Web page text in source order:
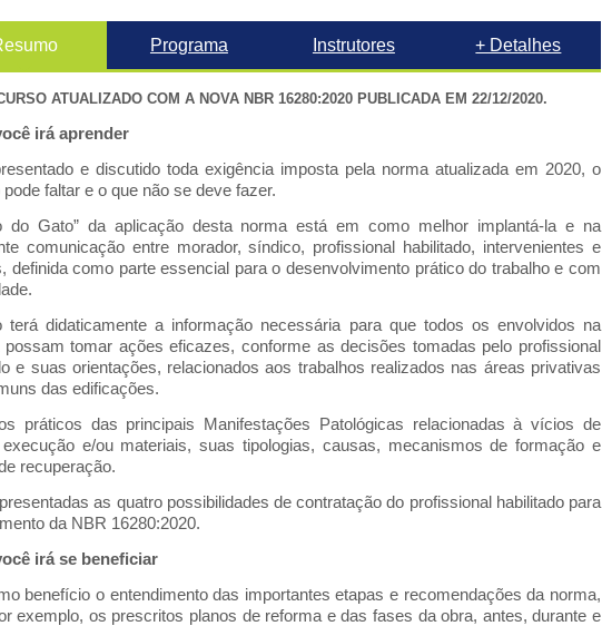
Programa Instrutores + Detalhes
ATUALIZADO COM A NOVA NBR 16280:2020 PUBLICADA EM 22/12/2020.
irá aprender
e discutido toda exigência imposta pela norma atualizada em 2020, o
pode faltar e o que não se deve fazer.
do Gato” da aplicação desta norma está em como melhor implantá-la e na
comunicação entre morador, síndico, profissional habilitado, intervenientes e
definida como parte essencial para o desenvolvimento prático do trabalho e com
terá didaticamente a informação necessária para que todos os envolvidos na
possam tomar ações eficazes, conforme as decisões tomadas pelo profissional
e suas orientações, relacionados aos trabalhos realizados nas áreas privativas
das edificações.
práticos das principais Manifestações Patológicas relacionadas à vícios de
execução e/ou materiais, suas tipologias, causas, mecanismos de formação e
recuperação.
as quatro possibilidades de contratação do profissional habilitado para
da NBR 16280:2020.
irá se beneficiar
benefício o entendimento das importantes etapas e recomendações da norma,
exemplo, os prescritos planos de reforma e das fases da obra, antes, durante e